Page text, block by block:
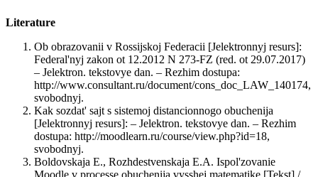
Literature
Ob obrazovanii v Rossijskoj Federacii [Jelektronnyj resurs]:
Federal'nyj zakon ot 12.2012 N 273-FZ (red. ot 29.07.2017)
– Jelektron. tekstovye dan. – Rezhim dostupa:
http://www.consultant.ru/document/cons_doc_LAW_140174,
svobodnyj.
Kak sozdat' sajt s sistemoj distancionnogo obuchenija
[Jelektronnyj resurs]: – Jelektron. tekstovye dan. – Rezhim
dostupa: http://moodlearn.ru/course/view.php?id=18,
svobodnyj.
Boldovskaja E., Rozhdestvenskaja E.A. Ispol'zovanie
Moodle v processe obuchenija vysshej matematike [Tekst] /